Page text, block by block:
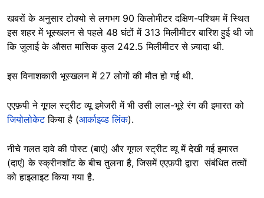
खबरों के अनुसार टोक्यो से लगभग 90 किलोमीटर दक्षिण-पश्चिम में स्थित
इस शहर में भूस्खलन से पहले 48 घंटों में 313 मिलीमीटर बारिश हुई थी जो
कि जुलाई के औसत मासिक कुल 242.5 मिलीमीटर से ज़्यादा थी.
इस विनाशकारी भूस्खलन में 27 लोगों की मौत हो गई थी.
एएफ़पी ने गूगल स्ट्रीट व्यू इमेजरी में भी उसी लाल-भूरे रंग की इमारत को
जियोलोकेटकिया है (आर्काइव्ड लिंक).
नीचे गलत दावे की पोस्ट (बाएं) और गूगल स्ट्रीट व्यू में देखी गई इमारत
(दाएं) के स्क्रीनशॉट के बीच तुलना है, जिसमें एएफ़पी द्वारा संबंधित तत्वों
को हाइलाइट किया गया है.